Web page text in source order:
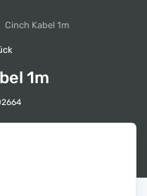
Cinch Kabel 1m
1m